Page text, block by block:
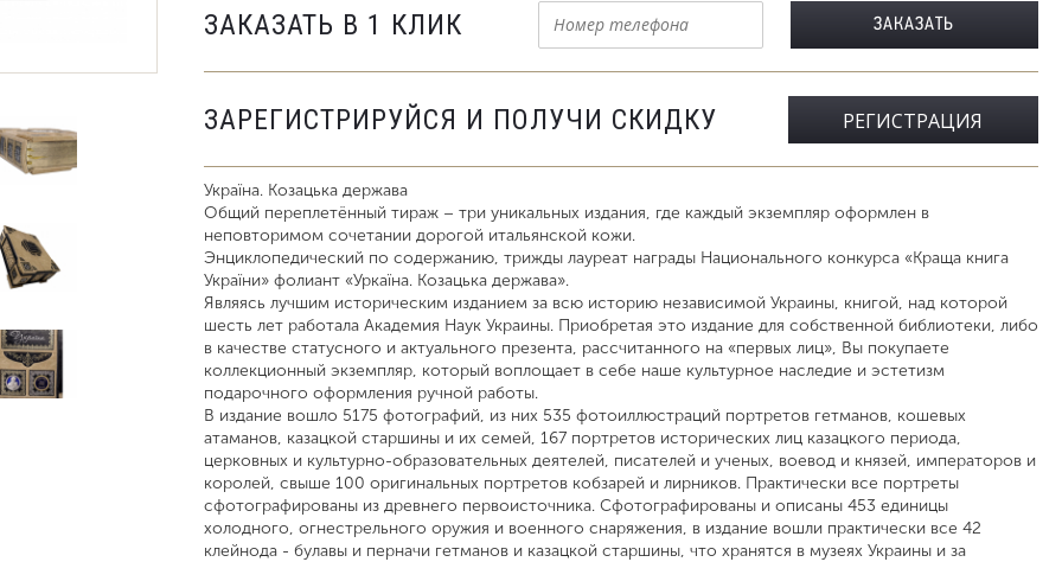
ЗАКАЗАТЬ В 1 КЛИК
ЗАРЕГИСТРИРУЙСЯ И ПОЛУЧИ СКИДКУ РЕГИСТРАЦИЯ
Україна. Козацька держава
Общий переплетённый тираж – три уникальных издания, где каждый экземпляр оформлен в
неповторимом сочетании дорогой итальянской кожи.
Энциклопедический по содержанию, трижды лауреат награды Национального конкурса «Краща книга
України» фолиант «Уркаїна. Козацька держава».
Являясь лучшим историческим изданием за всю историю независимой Украины, книгой, над которой
шесть лет работала Академия Наук Украины. Приобретая это издание для собственной библиотеки, либо
в качестве статусного и актуального презента, рассчитанного на «первых лиц», Вы покупаете
коллекционный экземпляр, который воплощает в себе наше культурное наследие и эстетизм
подарочного оформления ручной работы.
В издание вошло 5175 фотографий, из них 535 фотоиллюстраций портретов гетманов, кошевых
атаманов, казацкой старшины и их семей, 167 портретов исторических лиц казацкого периода,
церковных и культурно-образовательных деятелей, писателей и ученых, воевод и князей, императоров и
королей, свыше 100 оригинальных портретов кобзарей и лирников. Практически все портреты
сфотографированы из древнего первоисточника. Сфотографированы и описаны 453 единицы
холодного, огнестрельного оружия и военного снаряжения, в издание вошли практически все 42
клейнода - булавы и перначи гетманов и казацкой старшины, что хранятся в музеях Украины и за